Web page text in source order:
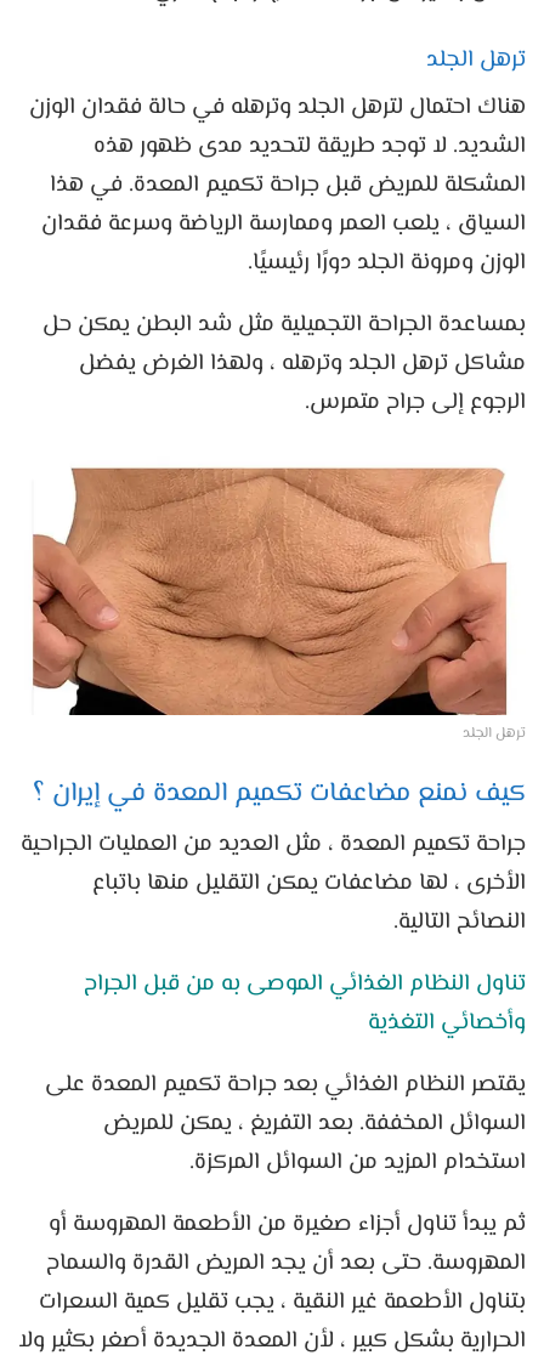
ترهل الجلد
هناك احتمال لترهل الجلد وترهله في حالة فقدان الوزن
الشديد. لا توجد طريقة لتحديد مدى ظهور هذه
المشكلة للمريض قبل جراحة تكميم المعدة. في هذا
السياق ، يلعب العمر وممارسة الرياضة وسرعة فقدان
الوزن ومرونة الجلد دورًا رئيسيًا.
بمساعدة الجراحة التجميلية مثل شد البطن يمكن حل
مشاكل ترهل الجلد وترهله ، ولهذا الغرض يفضل
الرجوع إلى جراح متمرس.
ترهل الجلد
كيف نمنع مضاعفات تكميم المعدة في إيران ؟
جراحة تكميم المعدة ، مثل العديد من العمليات الجراحية
الأخرى ، لها مضاعفات يمكن التقليل منها باتباع
النصائح التالية.
تناول النظام الغذائي الموصى به من قبل الجراح
وأخصائي التغذية
يقتصر النظام الغذائي بعد جراحة تكميم المعدة على
السوائل المخففة. بعد التفريغ ، يمكن للمريض
استخدام المزيد من السوائل المركزة.
ثم يبدأ تناول أجزاء صغيرة من الأطعمة المهروسة أو
المهروسة. حتى بعد أن يجد المريض القدرة والسماح
بتناول الأطعمة غير النقية ، يجب تقليل كمية السعرات
الحرارية بشكل كبير ، لأن المعدة الجديدة أصغر بكثير ولا